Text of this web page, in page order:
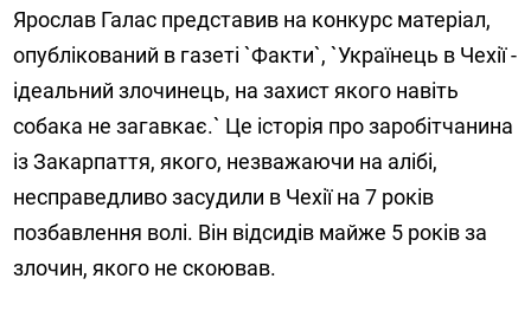
Ярослав Галас представив на конкурс матеріал,
опублікований в газеті `Факти`, `Українець в Чехії -
ідеальний злочинець, на захист якого навіть
собака не загавкає.` Це історія про заробітчанина
із Закарпаття, якого, незважаючи на алібі,
несправедливо засудили в Чехії на 7 років
позбавлення волі. Він відсидів майже 5 років за
злочин, якого не скоював.